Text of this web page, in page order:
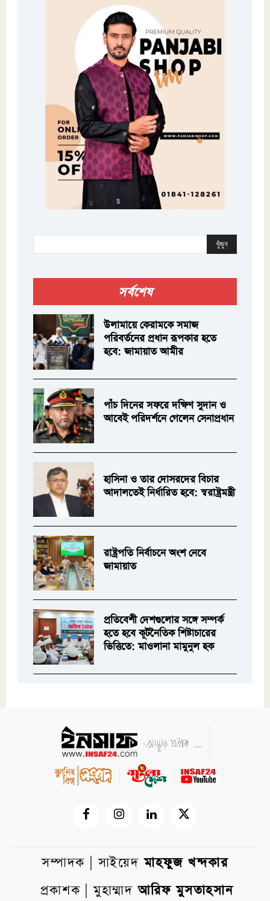
খুঁজুন
সর্বশেষ
উলামায়ে কেরামকে সমাজ
পরিবর্তনের প্রধান রূপকার হতে
হবে: জামায়াত আমীর
পাঁচ দিনের সফরে দক্ষিণ সুদান ও
আবেই পরিদর্শনে গেলেন সেনাপ্রধান
হাসিনা ও তার দোসরদের বিচার
আদালতেই নির্ধারিত হবে: স্বরাষ্ট্রমন্ত্রী
রাষ্ট্রপতি নির্বাচনে অংশ নেবে
জামায়াত
প্রতিবেশী দেশগুলোর সঙ্গে সম্পর্ক
হতে হবে কূটনৈতিক শিষ্টাচারের
ভিত্তিতে: মাওলানা মামুনুল হক
সম্পাদক | সাইয়েদমাহফুজ খন্দকার
প্রকাশক | মুহাম্মাদআরিফ মুসতাহসান